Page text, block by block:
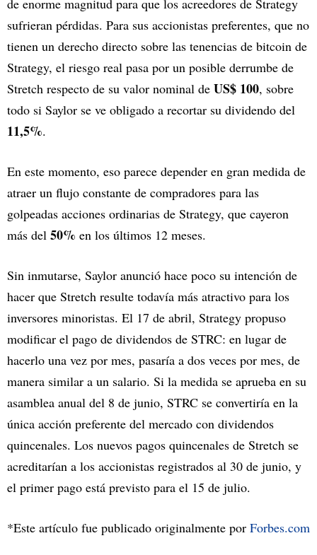
de enorme magnitud para que los acreedores de Strategy
sufrieran pérdidas. Para sus accionistas preferentes, que no
tienen un derecho directo sobre las tenencias de bitcoin de
Strategy, el riesgo real pasa por un posible derrumbe de
Stretch respecto de su valor nominal de US$ 100, sobre
todo si Saylor se ve obligado a recortar su dividendo del
11,5%.
En este momento, eso parece depender en gran medida de
atraer un flujo constante de compradores para las
golpeadas acciones ordinarias de Strategy, que cayeron
más del 50% en los últimos 12 meses.
Sin inmutarse, Saylor anunció hace poco su intención de
hacer que Stretch resulte todavía más atractivo para los
inversores minoristas. El 17 de abril, Strategy propuso
modificar el pago de dividendos de STRC: en lugar de
hacerlo una vez por mes, pasaría a dos veces por mes, de
manera similar a un salario. Si la medida se aprueba en su
asamblea anual del 8 de junio, STRC se convertiría en la
única acción preferente del mercado con dividendos
quincenales. Los nuevos pagos quincenales de Stretch se
acreditarían a los accionistas registrados al 30 de junio, y
el primer pago está previsto para el 15 de julio.
*Este artículo fue publicado originalmente por Forbes.com